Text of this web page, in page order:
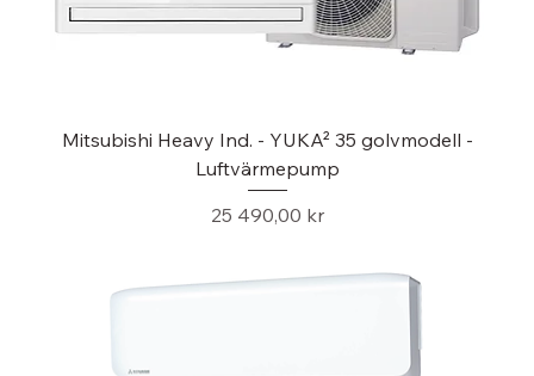
Mitsubishi Heavy Ind. - YUKA² 35 golvmodell -
Luftvärmepump
Pris
25 490,00 kr